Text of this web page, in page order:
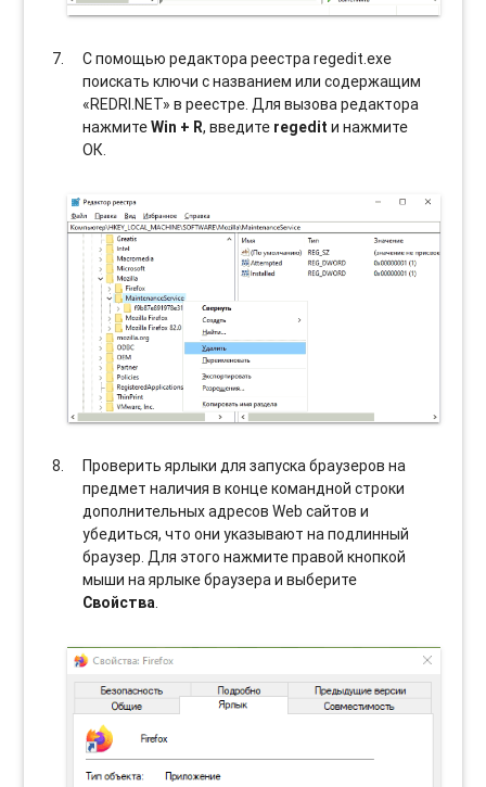
С помощью редактора реестра regedit.exe
поискать ключи с названием или содержащим
«REDRI.NET» в реестре. Для вызова редактора
нажмитеWin + R, введите regedit и нажмите
ОК.
Проверить ярлыки для запуска браузеров на
предмет наличия в конце командной строки
дополнительных адресов Web сайтов и
убедиться, что они указывают на подлинный
браузер. Для этого нажмите правой кнопкой
мыши на ярлыке браузера и выберите
Свойства.